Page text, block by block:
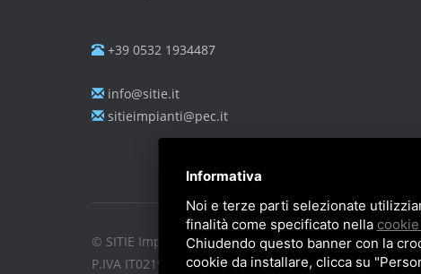
+39 0532 1934487
info@sitie.it
sitieimpianti@pec.it
© SITIE Impianti S.r.l. 2026
P.IVA IT02199450384
Informativa
Noi e terze parti selezionate
finalità come specificato nella
Chiudendo questo banner con la
cookie da installare, clicca su